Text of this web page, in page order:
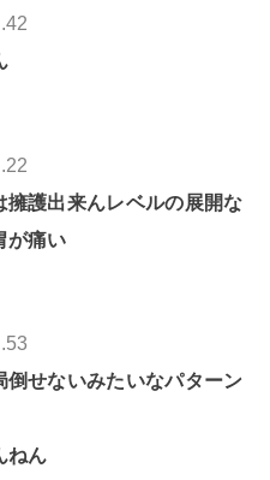
護出来んレベルの展開な
が痛い
倒せないみたいなパターン
ねん